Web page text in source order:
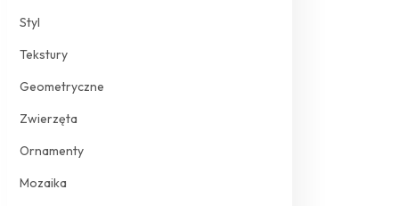
Styl
Tekstury
Geometryczne
Zwierzęta
Ornamenty
Mozaika